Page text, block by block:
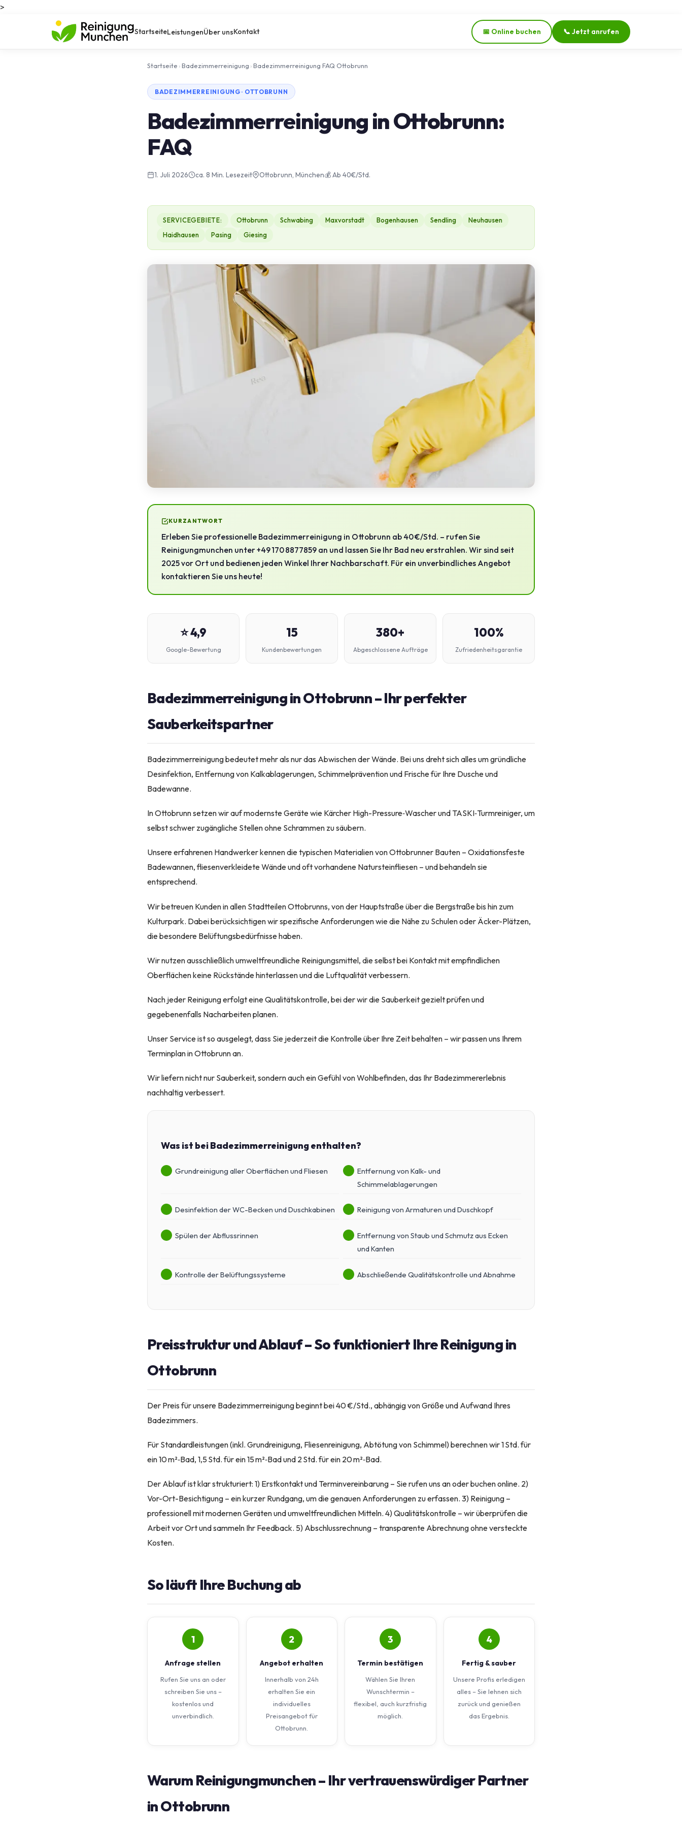
>
StartseiteLeistungenÜber unsKontakt 📅 Online buchen 📞 Jetzt anrufen
Startseite ›Badezimmerreinigung ›Badezimmerreinigung FAQ Ottobrunn
BADEZIMMERREINIGUNG · OTTOBRUNN
Badezimmerreinigung in Ottobrunn:
FAQ
1. Juli 2026 ca. 8 Min. Lesezeit Ottobrunn, München💰 Ab 40€/Std.
SERVICEGEBIETE: Ottobrunn Schwabing Maxvorstadt Bogenhausen Sendling
Neuhausen
Haidhausen
Pasing Giesing
KURZANTWORT
Erleben Sie professionelle Badezimmerreinigung in Ottobrunn ab 40 €/Std. – rufen Sie
Reinigungmunchen unter +49 170 8877859 an und lassen Sie Ihr Bad neu erstrahlen. Wir sind seit
2025 vor Ort und bedienen jeden Winkel Ihrer Nachbarschaft. Für ein unverbindliches Angebot
kontaktieren Sie uns heute!
⭐ 4,9
Google-Bewertung
15
Kundenbewertungen
380+
Abgeschlossene Aufträge
100%
Zufriedenheitsgarantie
Badezimmerreinigung in Ottobrunn – Ihr perfekter
Sauberkeitspartner
Badezimmerreinigung bedeutet mehr als nur das Abwischen der Wände. Bei uns dreht sich alles um gründliche
Desinfektion, Entfernung von Kalkablagerungen, Schimmelprävention und Frische für Ihre Dusche und
Badewanne.
In Ottobrunn setzen wir auf modernste Geräte wie Kärcher High-Pressure‑Wascher und TASKI‑Turmreiniger, um
selbst schwer zugängliche Stellen ohne Schrammen zu säubern.
Unsere erfahrenen Handwerker kennen die typischen Materialien von Ottobrunner Bauten – Oxidationsfeste
Badewannen, fliesenverkleidete Wände und oft vorhandene Natursteinfliesen – und behandeln sie
entsprechend.
Wir betreuen Kunden in allen Stadtteilen Ottobrunns, von der Hauptstraße über die Bergstraße bis hin zum
Kulturpark. Dabei berücksichtigen wir spezifische Anforderungen wie die Nähe zu Schulen oder Äcker-Plätzen,
die besondere Belüftungsbedürfnisse haben.
Wir nutzen ausschließlich umweltfreundliche Reinigungsmittel, die selbst bei Kontakt mit empfindlichen
Oberflächen keine Rückstände hinterlassen und die Luftqualität verbessern.
Nach jeder Reinigung erfolgt eine Qualitätskontrolle, bei der wir die Sauberkeit gezielt prüfen und
gegebenenfalls Nacharbeiten planen.
Unser Service ist so ausgelegt, dass Sie jederzeit die Kontrolle über Ihre Zeit behalten – wir passen uns Ihrem
Terminplan in Ottobrunn an.
Wir liefern nicht nur Sauberkeit, sondern auch ein Gefühl von Wohlbefinden, das Ihr Badezimmererlebnis
nachhaltig verbessert.
Was ist bei Badezimmerreinigung enthalten?
Grundreinigung aller Oberflächen und Fliesen
Entfernung von Kalk- und
Schimmelablagerungen
Desinfektion der WC-Becken und Duschkabinen Reinigung von Armaturen und Duschkopf
Spülen der Abflussrinnen
Entfernung von Staub und Schmutz aus Ecken
und Kanten
Kontrolle der Belüftungssysteme Abschließende Qualitätskontrolle und Abnahme
Preisstruktur und Ablauf – So funktioniert Ihre Reinigung in
Ottobrunn
Der Preis für unsere Badezimmerreinigung beginnt bei 40 €/Std., abhängig von Größe und Aufwand Ihres
Badezimmers.
Für Standardleistungen (inkl. Grundreinigung, Fliesenreinigung, Abtötung von Schimmel) berechnen wir 1 Std. für
ein 10 m²‑Bad, 1,5 Std. für ein 15 m²‑Bad und 2 Std. für ein 20 m²‑Bad.
Der Ablauf ist klar strukturiert: 1) Erstkontakt und Terminvereinbarung – Sie rufen uns an oder buchen online. 2)
Vor-Ort-Besichtigung – ein kurzer Rundgang, um die genauen Anforderungen zu erfassen. 3) Reinigung –
professionell mit modernen Geräten und umweltfreundlichen Mitteln. 4) Qualitätskontrolle – wir überprüfen die
Arbeit vor Ort und sammeln Ihr Feedback. 5) Abschlussrechnung – transparente Abrechnung ohne versteckte
Kosten.
So läuft Ihre Buchung ab
1
Anfrage stellen
Rufen Sie uns an oder
schreiben Sie uns –
kostenlos und
unverbindlich.
2
Angebot erhalten
Innerhalb von 24h
erhalten Sie ein
individuelles
Preisangebot für
Ottobrunn.
3
Termin bestätigen
Wählen Sie Ihren
Wunschtermin –
flexibel, auch kurzfristig
möglich.
4
Fertig & sauber
Unsere Profis erledigen
alles – Sie lehnen sich
zurück und genießen
das Ergebnis.
Warum Reinigungmunchen – Ihr vertrauenswürdiger Partner
in Ottobrunn